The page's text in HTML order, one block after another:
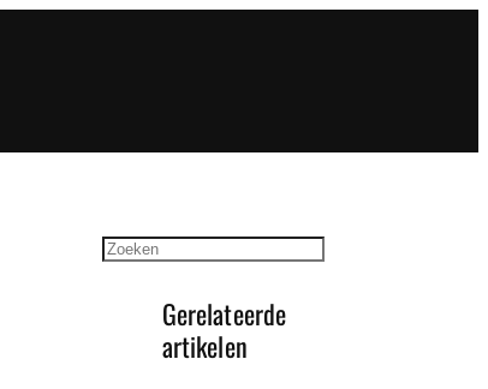
Zoeken
Gerelateerde
artikelen